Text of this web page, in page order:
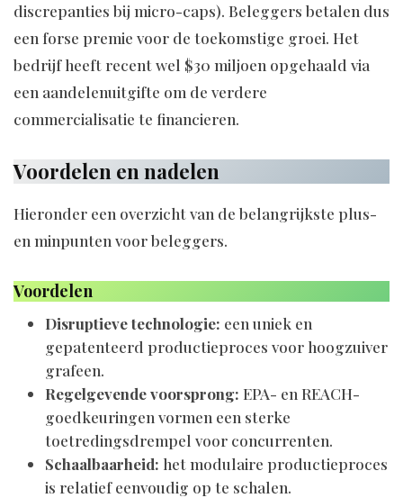
discrepanties bij micro-caps). Beleggers betalen dus
een forse premie voor de toekomstige groei. Het
bedrijf heeft recent wel $30 miljoen opgehaald via
een aandelenuitgifte om de verdere
commercialisatie te financieren.
Voordelen en nadelen
Hieronder een overzicht van de belangrijkste plus-
en minpunten voor beleggers.
Voordelen
Disruptieve technologie: een uniek en
gepatenteerd productieproces voor hoogzuiver
grafeen.
Regelgevende voorsprong: EPA- en REACH-
goedkeuringen vormen een sterke
toetredingsdrempel voor concurrenten.
Schaalbaarheid: het modulaire productieproces
is relatief eenvoudig op te schalen.